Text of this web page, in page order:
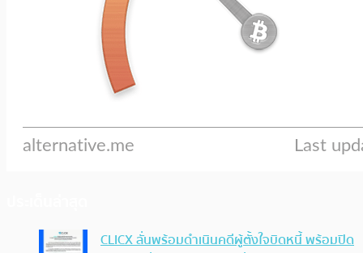
CLICX ลั่นพร้อมดำเนินคดีผู้ตั้งใจบิดหนี้ พร้อมปิด